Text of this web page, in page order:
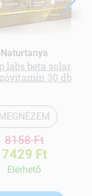
Naturtanya
labs beta solar
30 db
8158 Ft
7429 Ft
Elérhetõ